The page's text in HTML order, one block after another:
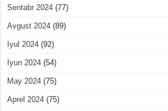
Sentabr 2024 (77)
Avgust 2024 (89)
Iyul 2024 (92)
Iyun 2024 (54)
May 2024 (75)
Aprel 2024 (75)